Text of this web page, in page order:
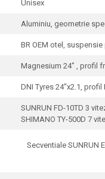
Unisex
Aluminiu, geometrie
BR OEM otel,
Magnesium 24" , profil
DNI Tyres 24"x2.1, profil
SUNRUN FD-10TD 3
SHIMANO TY-500D 7
Secventiale SUNRUN